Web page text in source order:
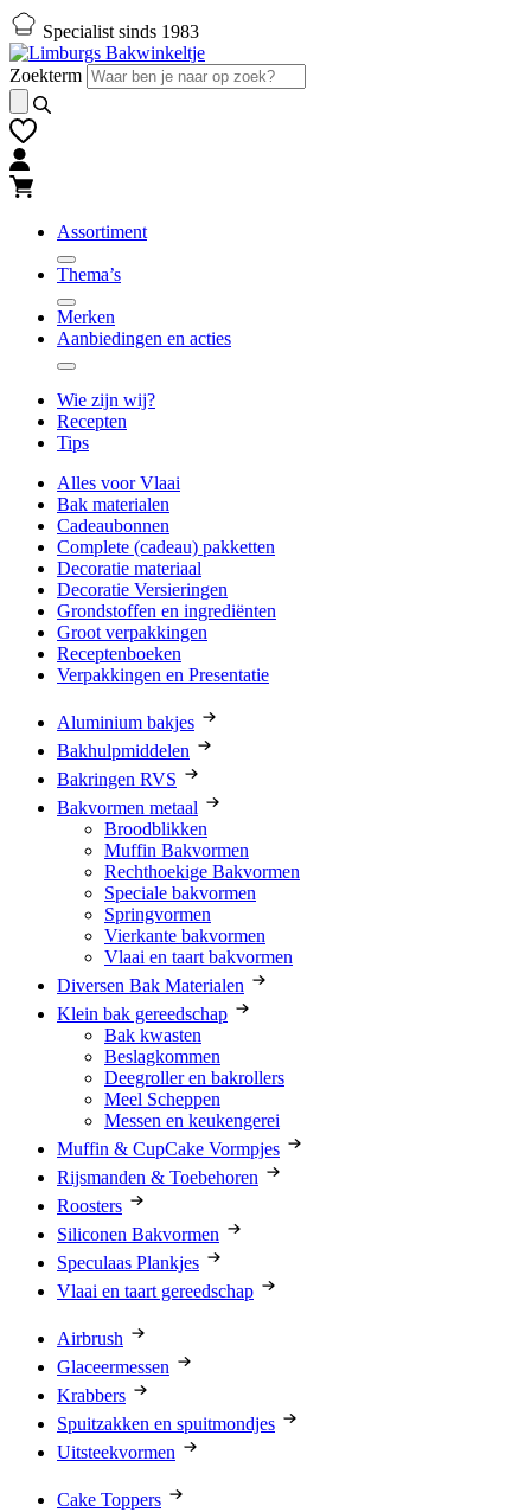
Naar
hoofd-
inhoud
gaan
Naar
footer
gaan
Specialist sinds 1983
Zoekterm
Assortiment
Thema’s
Merken
Aanbiedingen en acties
Wie zijn wij?
Recepten
Tips
Alles voor Vlaai
Bak materialen
Cadeaubonnen
Complete (cadeau) pakketten
Decoratie materiaal
Decoratie Versieringen
Grondstoffen en ingrediënten
Groot verpakkingen
Receptenboeken
Verpakkingen en Presentatie
Aluminium bakjes
Bakhulpmiddelen
Bakringen RVS
Bakvormen metaal
Broodblikken
Muffin Bakvormen
Rechthoekige Bakvormen
Speciale bakvormen
Springvormen
Vierkante bakvormen
Vlaai en taart bakvormen
Diversen Bak Materialen
Klein bak gereedschap
Bak kwasten
Beslagkommen
Deegroller en bakrollers
Meel Scheppen
Messen en keukengerei
Muffin & CupCake Vormpjes
Rijsmanden & Toebehoren
Roosters
Siliconen Bakvormen
Speculaas Plankjes
Vlaai en taart gereedschap
Airbrush
Glaceermessen
Krabbers
Spuitzakken en spuitmondjes
Uitsteekvormen
Cake Toppers